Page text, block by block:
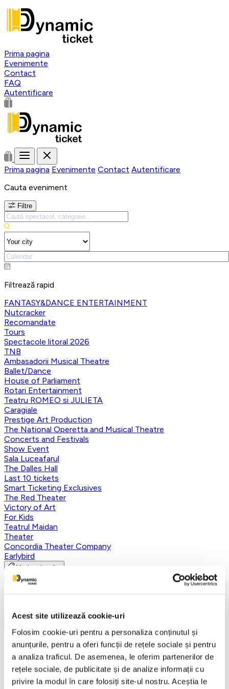
Acest site utilizează cookie-uri
Folosim cookie-uri pentru a personaliza conținutul și
anunțurile, pentru a oferi funcții de rețele sociale și pentru
a analiza traficul. De asemenea, le oferim partenerilor de
rețele sociale, de publicitate și de analize informații cu
privire la modul în care folosiți site-ul nostru. Aceștia le
Prima pagina
Evenimente
Contact
FAQ
Autentificare
Prima pagina Evenimente Contact Autentificare
Cauta eveniment
Filtre
Filtrează rapid
FANTASY&DANCE ENTERTAINMENT
Nutcracker
Recomandate
Tours
Spectacole litoral 2026
TNB
Ambasadorii Musical Theatre
Ballet/Dance
House of Parliament
Rotari Entertainment
Teatru ROMEO si JULIETA
Caragiale
Prestige Art Production
The National Operetta and Musical Theatre
Concerts and Festivals
Show Event
Sala Luceafarul
The Dalles Hall
Last 10 tickets
Smart Ticketing Exclusives
The Red Theater
Victory of Art
For Kids
Teatrul Maidan
Theater
Concordia Theater Company
Earlybird
Vezi mai multe
Vezi mai puțin
Categorii
Toate categoriile
FANTASY&DANCE ENTERTAINMENT
Nutcracker